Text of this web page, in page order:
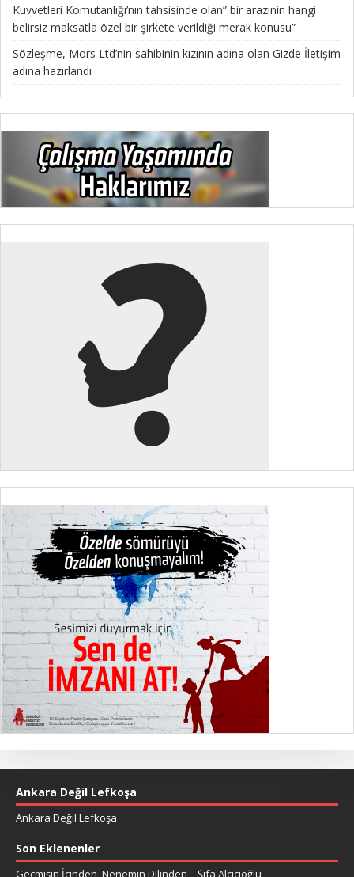
Kuvvetleri Komutanlığı’nın tahsisinde olan” bir arazinin hangi
belirsiz maksatla özel bir şirkete verildiği merak konusu”
Sözleşme, Mors Ltd’nin sahibinin kızının adına olan Gizde İletişim
adına hazırlandı
Ankara Değil Lefkoşa
Ankara Değil Lefkoşa
Son Eklenenler
Geçmişin İçinden, Nenemin Dilinden – Şifa Alçıcıoğlu